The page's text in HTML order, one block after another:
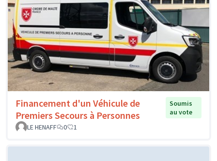
Financement d'un Véhicule de
Premiers Secours à Personnes
Soumis
au vote
LE HENAFF
0 1